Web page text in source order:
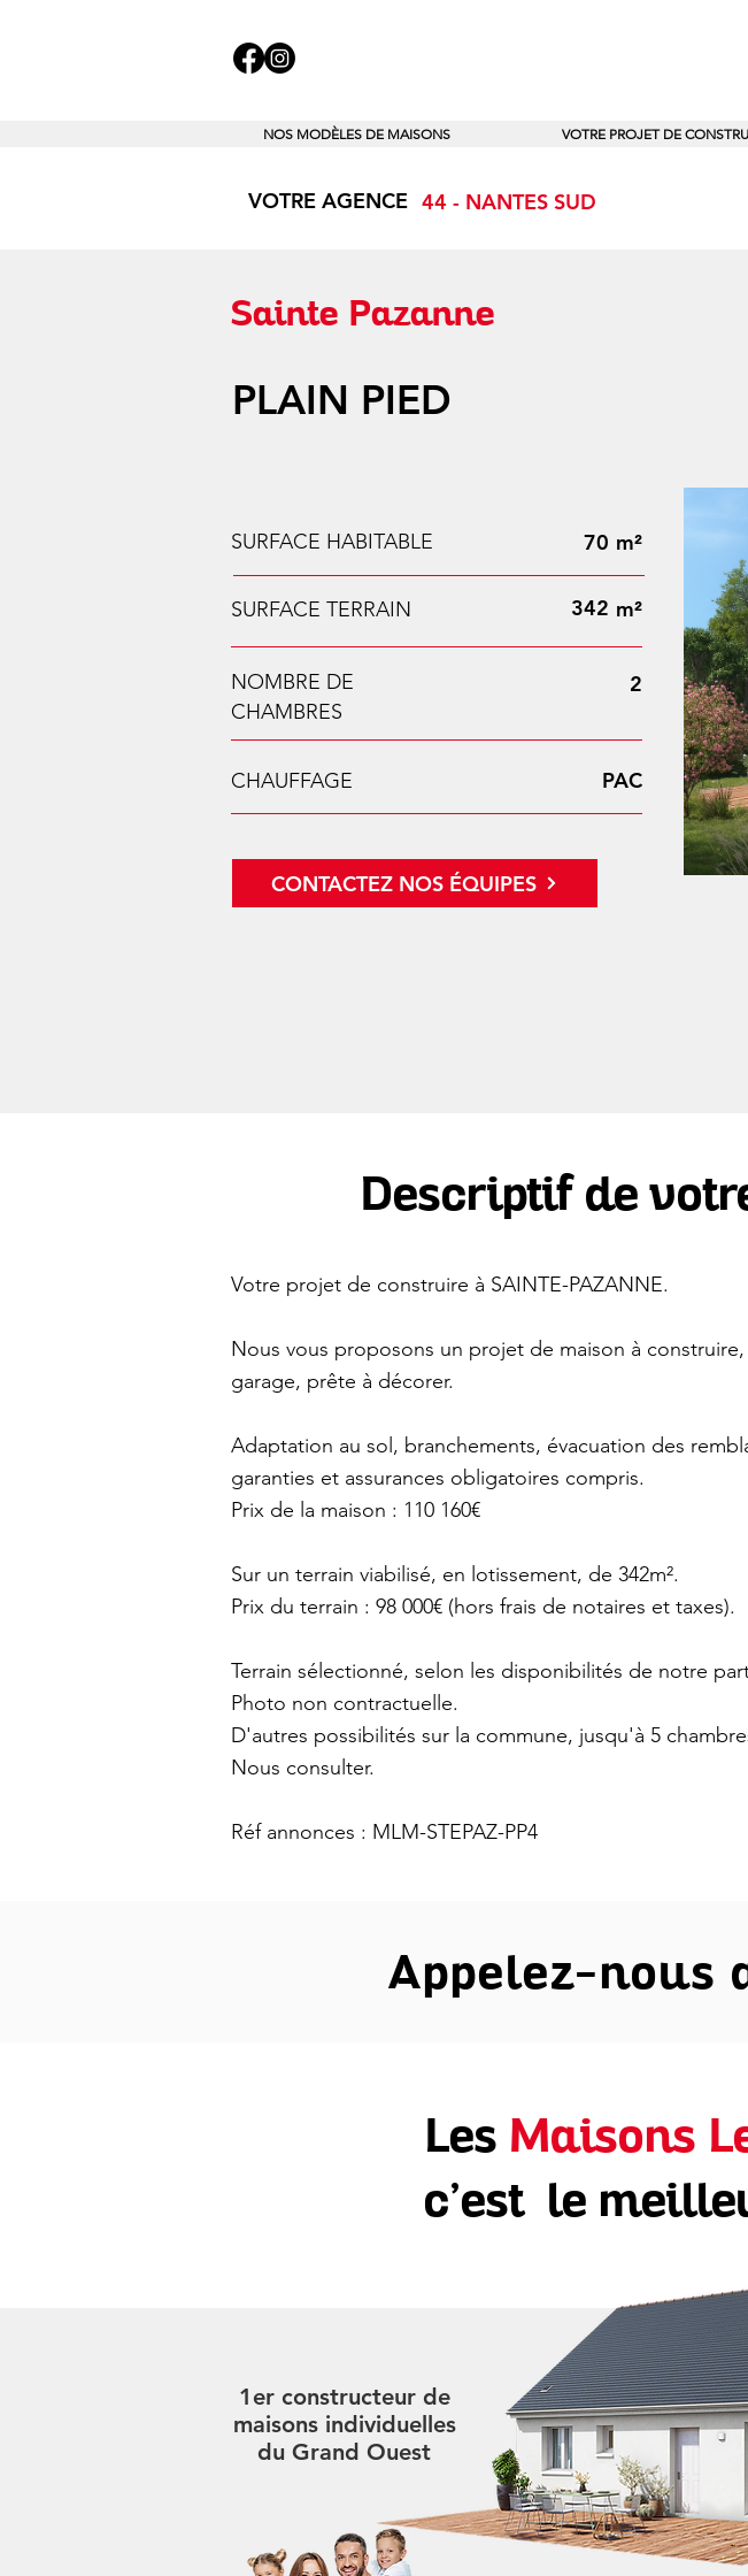
NOS MODÈLES DE MAISONS VOTRE PROJET DE
VOTRE AGENCE 44 - NANTES SUD
Sainte Pazanne
PLAIN PIED
SURFACE HABITABLE 70 m²
SURFACE TERRAIN
NOMBRE DE
CHAMBRES
2
CHAUFFAGE PAC
342 m²
CONTACTEZ NOS ÉQUIPES
Descriptif de
Votre projet de construire à SAINTE-PAZANNE.
Nous vous proposons un projet de maison à construire,
garage, prête à décorer.
Adaptation au sol, branchements, évacuation des
garanties et assurances obligatoires compris.
Prix de la maison : 110 160€
Sur un terrain viabilisé, en lotissement, de 342m².
Prix du terrain : 98 000€ (hors frais de notaires et taxes).
Terrain sélectionné, selon les disponibilités de notre
Photo non contractuelle.
D'autres possibilités sur la commune, jusqu'à 5
Nous consulter.
Réf annonces : MLM-STEPAZ-PP4
Appelez-nous
Les Maisons
c’est le
1er constructeur de
maisons individuelles
du Grand Ouest